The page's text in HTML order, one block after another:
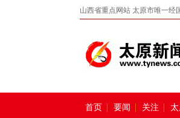
山西省重点网站 太原市唯一经
首页 要闻 关注